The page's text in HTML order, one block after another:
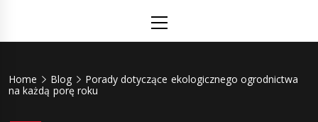
Menu
Home Blog
Porady dotyczące ekologicznego ogrodnictwa
na każdą porę roku